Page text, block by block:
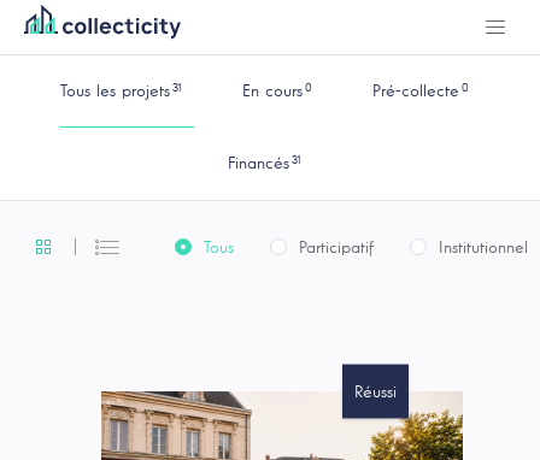
Tous les projets 31 En cours 0 Pré-collecte 0
Financés 31
Tous Participatif Institutionnel
Réussi